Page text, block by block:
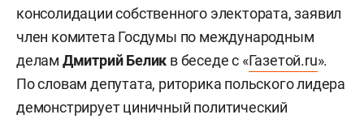
консолидации собственного электората, заявил
член комитета Госдумы по международным
делам Дмитрий Белик в беседе с «Газетой.ru».
По словам депутата, риторика польского лидера
демонстрирует циничный политический